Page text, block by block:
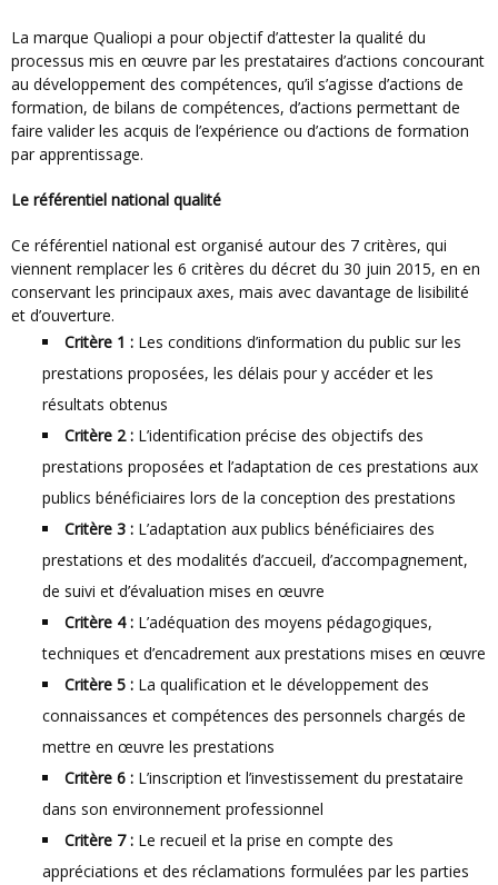
La marque Qualiopi a pour objectif d’attester la qualité du
processus mis en œuvre par les prestataires d’actions concourant
au développement des compétences, qu’il s’agisse d’actions de
formation, de bilans de compétences, d’actions permettant de
faire valider les acquis de l’expérience ou d’actions de formation
par apprentissage.
Le référentiel national qualité
Ce référentiel national est organisé autour des 7 critères, qui
viennent remplacer les 6 critères du décret du 30 juin 2015, en en
conservant les principaux axes, mais avec davantage de lisibilité
et d’ouverture.
Critère 1 : Les conditions d’information du public sur les
prestations proposées, les délais pour y accéder et les
résultats obtenus
Critère 2 : L’identification précise des objectifs des
prestations proposées et l’adaptation de ces prestations aux
publics bénéficiaires lors de la conception des prestations
Critère 3 : L’adaptation aux publics bénéficiaires des
prestations et des modalités d’accueil, d’accompagnement,
de suivi et d’évaluation mises en œuvre
Critère 4 : L’adéquation des moyens pédagogiques,
techniques et d’encadrement aux prestations mises en œuvre
Critère 5 : La qualification et le développement des
connaissances et compétences des personnels chargés de
mettre en œuvre les prestations
Critère 6 : L’inscription et l’investissement du prestataire
dans son environnement professionnel
Critère 7 : Le recueil et la prise en compte des
appréciations et des réclamations formulées par les parties